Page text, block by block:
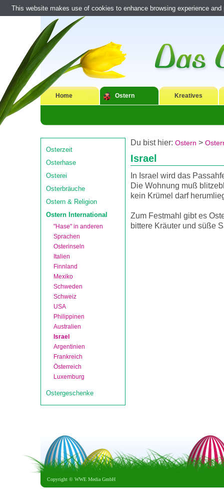
Home Ostern Kreatives
Osterzeit
Osterhase
Osterei
Osterbräuche
Ostern & Religion
Ostern International
"Hase" in anderen
Sprachen
Osterinseln
Italien
Finnland
Mexiko
Schweden
Schweiz
USA
Philippinen
Australien
Israel
Argentinien
Frankreich
Österreich
Luxemburg
Ostergeschenke
Du bist hier: Ostern >
Israel
In Israel wird das
Die Wohnung muß
kein Krümel darf
Zum Festmahl gibt es
bittere Kräuter und süße
Copyright © WWE Media GmbH
This website makes use of cookies to enhance browsing experience